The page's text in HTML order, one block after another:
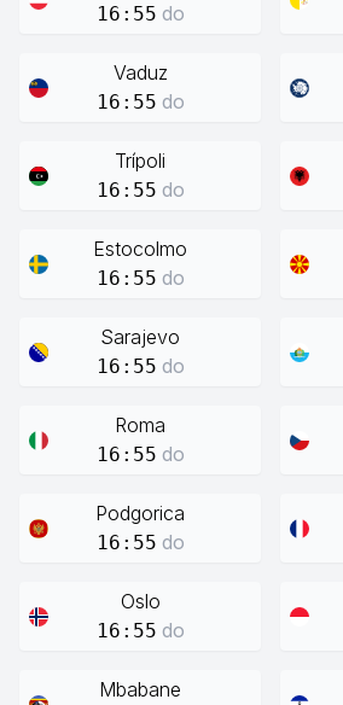
16:55 do
Vaduz
16:55 do
Trípoli
16:55 do
Estocolmo
16:55 do
Sarajevo
16:55 do
Roma
16:55 do
Podgorica
16:55 do
Oslo
16:55 do
Mbabane